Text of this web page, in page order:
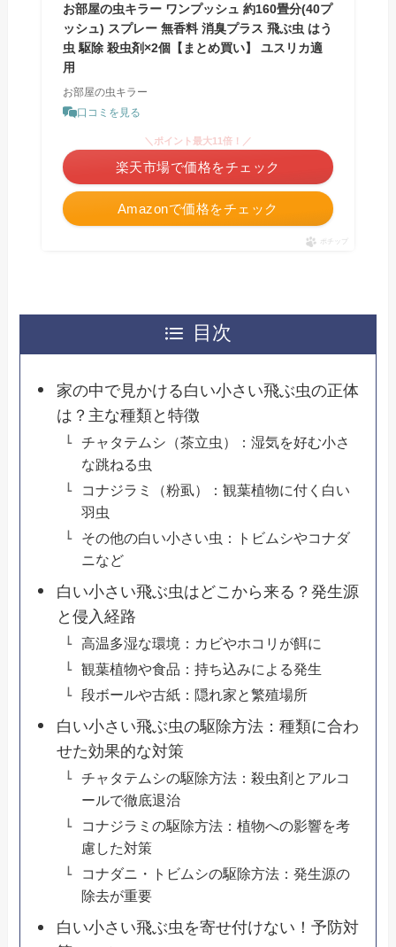
お部屋の虫キラー ワンプッシュ 約160畳分(40プ
ッシュ) スプレー 無香料 消臭プラス 飛ぶ虫 はう
虫 駆除 殺虫剤×2個【まとめ買い】 ユスリカ適
用
お部屋の虫キラー
口コミを見る
Amazonで価格をチェック
＼ポイント最大11倍！／
楽天市場で価格をチェック
ポチップ
目次
家の中で見かける白い小さい飛ぶ虫の正体
は？主な種類と特徴
チャタテムシ（茶立虫）：湿気を好む小さ
な跳ねる虫
コナジラミ（粉虱）：観葉植物に付く白い
羽虫
その他の白い小さい虫：トビムシやコナダ
ニなど
白い小さい飛ぶ虫はどこから来る？発生源
と侵入経路
高温多湿な環境：カビやホコリが餌に
観葉植物や食品：持ち込みによる発生
段ボールや古紙：隠れ家と繁殖場所
白い小さい飛ぶ虫の駆除方法：種類に合わ
せた効果的な対策
チャタテムシの駆除方法：殺虫剤とアルコ
ールで徹底退治
コナジラミの駆除方法：植物への影響を考
慮した対策
コナダニ・トビムシの駆除方法：発生源の
除去が重要
白い小さい飛ぶ虫を寄せ付けない！予防対